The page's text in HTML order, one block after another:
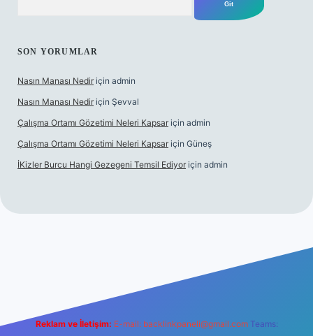
SON YORUMLAR
Nasın Manası Nedir için admin
Nasın Manası Nedir için Şevval
Çalışma Ortamı Gözetimi Neleri Kapsar için admin
Çalışma Ortamı Gözetimi Neleri Kapsar için Güneş
İKizler Burcu Hangi Gezegeni Temsil Ediyor için admin
Reklam ve İletişim: E-mail: backlinkpaneli@gmail.com Teams: